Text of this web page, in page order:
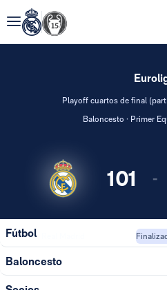
Playoff cuartos de final
Baloncesto · Primer
101 -
Fútbol
Baloncesto